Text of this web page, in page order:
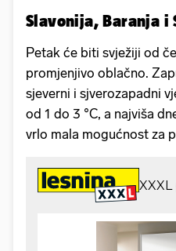
Slavonija, Baranja i
Petak će biti svježiji od
promjenjivo oblačno.
sjeverni i sjverozapadni
od 1 do 3 °C, a najviša
vrlo mala mogućnost za